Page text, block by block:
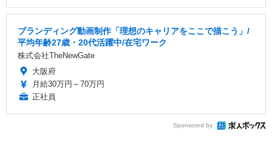
ブランディング動画制作「理想のキャリアをここで描こう」/
平均年齢27歳・20代活躍中/在宅ワーク
株式会社TheNewGate
大阪府
月給30万円～70万円
正社員
Sponsored by